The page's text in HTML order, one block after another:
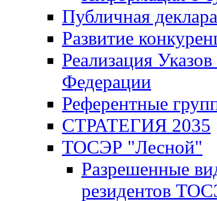
Публичная
Развитие
Реализация
Федерации
Референтные
СТРАТЕГИЯ 2035
ТОСЭР "Лесной"
Разрешенные
резидентов